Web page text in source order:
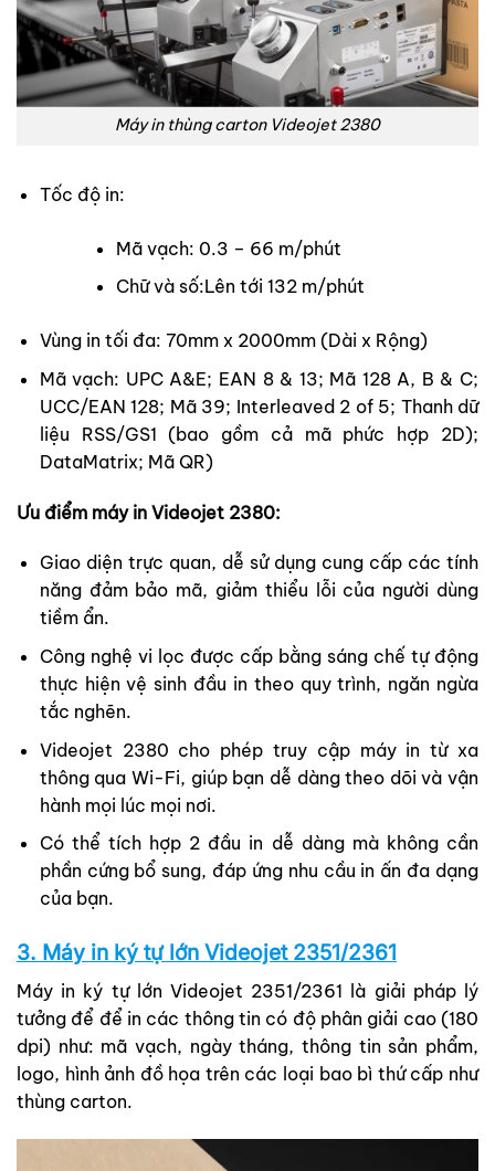
Máy in thùng carton Videojet 2380
Tốc độ in:
Mã vạch: 0.3 – 66 m/phút
Chữ và số:Lên tới 132 m/phút
Vùng in tối đa: 70mm x 2000mm (Dài x Rộng)
Mã vạch: UPC A&E; EAN 8 & 13; Mã 128 A, B & C;
UCC/EAN 128; Mã 39; Interleaved 2 of 5; Thanh dữ
liệu RSS/GS1 (bao gồm cả mã phức hợp 2D);
DataMatrix; Mã QR)
Ưu điểm máy in Videojet 2380:
Giao diện trực quan, dễ sử dụng cung cấp các tính
năng đảm bảo mã, giảm thiểu lỗi của người dùng
tiềm ẩn.
Công nghệ vi lọc được cấp bằng sáng chế tự động
thực hiện vệ sinh đầu in theo quy trình, ngăn ngừa
tắc nghẽn.
Videojet 2380 cho phép truy cập máy in từ xa
thông qua Wi-Fi, giúp bạn dễ dàng theo dõi và vận
hành mọi lúc mọi nơi.
Có thể tích hợp 2 đầu in dễ dàng mà không cần
phần cứng bổ sung, đáp ứng nhu cầu in ấn đa dạng
của bạn.
3. Máy in ký tự lớn Videojet 2351/2361
Máy in ký tự lớn Videojet 2351/2361 là giải pháp lý
tưởng để để in các thông tin có độ phân giải cao (180
dpi) như: mã vạch, ngày tháng, thông tin sản phẩm,
logo, hình ảnh đồ họa trên các loại bao bì thứ cấp như
thùng carton.